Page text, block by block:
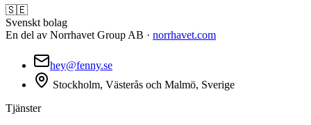
🇸🇪
Svenskt bolag
En del av Norrhavet Group AB · norrhavet.com
hey@fenny.se
Stockholm, Västerås och Malmö, Sverige
Tjänster